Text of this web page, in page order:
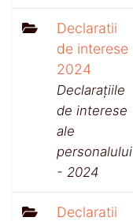
Declaratii
de interese
2024
Declarațiile
de interese
ale
personalului
- 2024
Declaratii